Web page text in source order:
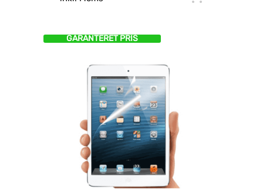
GARANTERET PRIS